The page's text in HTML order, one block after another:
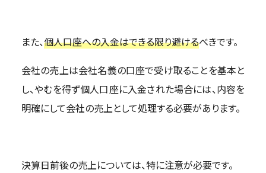
また、個人口座への入金はできる限り避けるべきです。
会社の売上は会社名義の口座で受け取ることを基本と
し、やむを得ず個人口座に入金された場合には、内容を
明確にして会社の売上として処理する必要があります。
決算日前後の売上については、特に注意が必要です。